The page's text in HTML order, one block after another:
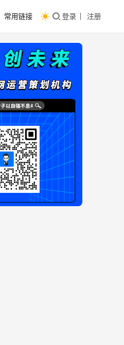
常用链接 登录 注册